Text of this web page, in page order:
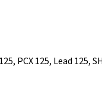
PCX 125, Lead 125,